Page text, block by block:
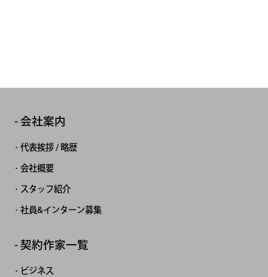
会社案内
代表挨拶 / 略歴
会社概要
スタッフ紹介
社員&インターン募集
契約作家一覧
ビジネス